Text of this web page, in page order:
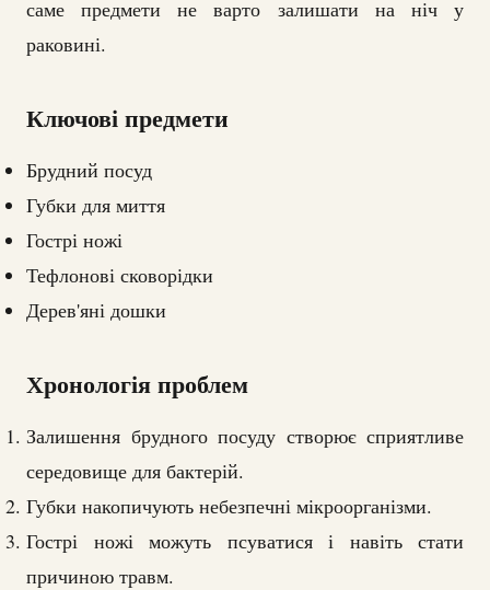
саме предмети не варто залишати на ніч у
раковині.
Ключові предмети
Брудний посуд
Губки для миття
Гострі ножі
Тефлонові сковорідки
Дерев'яні дошки
Хронологія проблем
Залишення брудного посуду створює сприятливе
середовище для бактерій.
Губки накопичують небезпечні мікроорганізми.
Гострі ножі можуть псуватися і навіть стати
причиною травм.